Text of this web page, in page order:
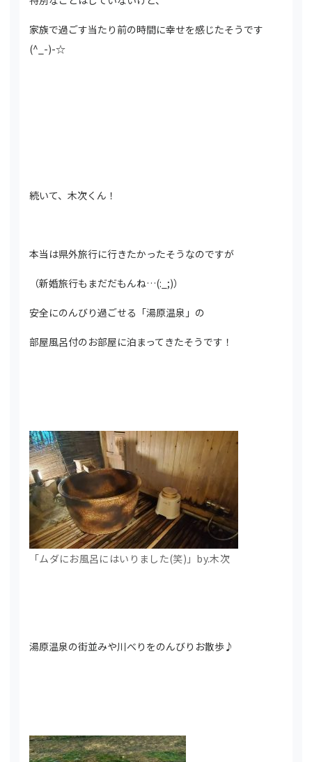
家族で過ごす当たり前の時間に幸せを感じたそうです
(^_-)-☆
続いて、木次くん！
本当は県外旅行に行きたかったそうなのですが
（新婚旅行もまだだもんね…(:_;)）
安全にのんびり過ごせる「湯原温泉」の
部屋風呂付のお部屋に泊まってきたそうです！
「ムダにお風呂にはいりました(笑)」by.木次
湯原温泉の街並みや川べりをのんびりお散歩♪